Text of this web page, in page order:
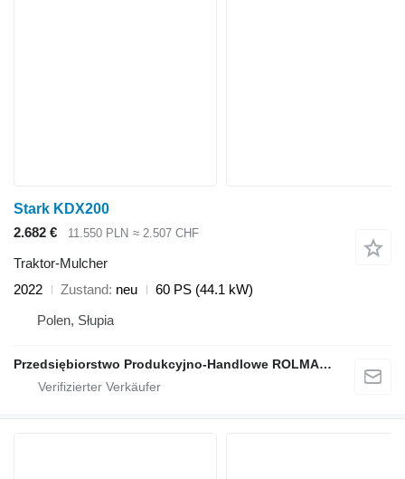
Stark KDX200
2.682 €
11.550 PLN ≈ 2.507 CHF
Traktor-Mulcher
2022
Zustand neu
60 PS (44.1 kW)
Polen, Słupia
Przedsiębiorstwo Produkcyjno-Handlowe ROLMAPOL Marcin Dziekan